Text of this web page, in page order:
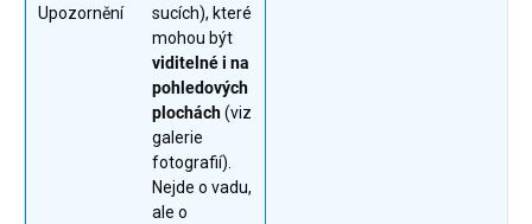
Upozornění
sucích), které
mohou být
viditelné i na
pohledových
plochách(viz
galerie
fotografií).
Nejde o vadu,
ale o